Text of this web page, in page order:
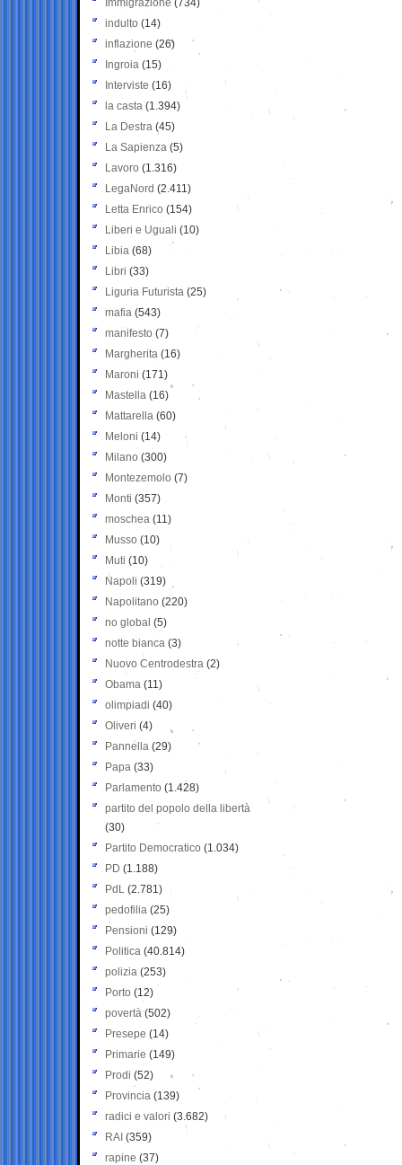
Immigrazione (734)
indulto (14)
inflazione (26)
Ingroia (15)
Interviste (16)
la casta (1.394)
La Destra (45)
La Sapienza (5)
Lavoro (1.316)
LegaNord (2.411)
Letta Enrico (154)
Liberi e Uguali (10)
Libia (68)
Libri (33)
Liguria Futurista (25)
mafia (543)
manifesto (7)
Margherita (16)
Maroni (171)
Mastella (16)
Mattarella (60)
Meloni (14)
Milano (300)
Montezemolo (7)
Monti (357)
moschea (11)
Musso (10)
Muti (10)
Napoli (319)
Napolitano (220)
no global (5)
notte bianca (3)
Nuovo Centrodestra (2)
Obama (11)
olimpiadi (40)
Oliveri (4)
Pannella (29)
Papa (33)
Parlamento (1.428)
partito del popolo della libertà
(30)
Partito Democratico (1.034)
PD (1.188)
PdL (2.781)
pedofilia (25)
Pensioni (129)
Politica (40.814)
polizia (253)
Porto (12)
povertà (502)
Presepe (14)
Primarie (149)
Prodi (52)
Provincia (139)
radici e valori (3.682)
RAI (359)
rapine (37)